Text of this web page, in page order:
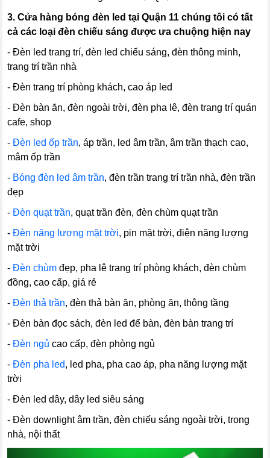
3.Cửa hàng bóng đèn led tại Quận 11 chúng tôi có tất
cả các loại đèn chiếu sáng được ưa chuộng hiện nay
- Đèn led trang trí, đèn led chiếu sáng, đèn thông minh,
trang trí trần nhà
- Đèn trang trí phòng khách, cao áp led
- Đèn bàn ăn, đèn ngoài trời, đèn pha lê, đèn trang trí quán
cafe, shop
-Đèn led ốp trần, áp trần, led âm trần, âm trần thạch cao,
mâm ốp trần
- Bóng đèn led âm trần, đèn trần trang trí trần nhà, đèn trần
đẹp
-Đèn quạt trần, quạt trần đèn, đèn chùm quạt trần
-Đèn năng lượng mặt trời, pin mặt trời, điện năng lượng
mặt trời
-Đèn chùm đẹp, pha lê trang trí phòng khách, đèn chùm
đồng, cao cấp, giá rẻ
-Đèn thả trần, đèn thả bàn ăn, phòng ăn, thông tầng
- Đèn bàn đọc sách, đèn led để bàn, đèn bàn trang trí
-Đèn ngủ cao cấp, đèn phòng ngủ
-Đèn pha led, led pha, pha cao áp, pha năng lượng mặt
trời
- Đèn led dây, dây led siêu sáng
- Đèn downlight âm trần, đèn chiếu sáng ngoài trời, trong
nhà, nội thất